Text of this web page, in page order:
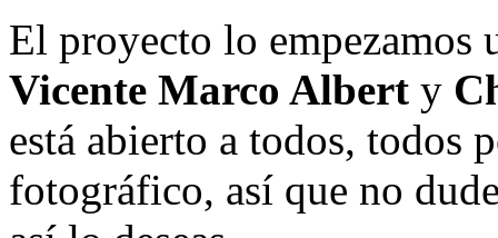
El proyecto lo empezamos
Vicente Marco Albert y
está abierto a todos, todos
fotográfico, así que no